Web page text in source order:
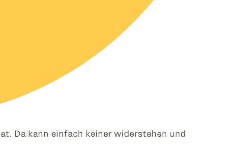
Da kann einfach keiner widerstehen und